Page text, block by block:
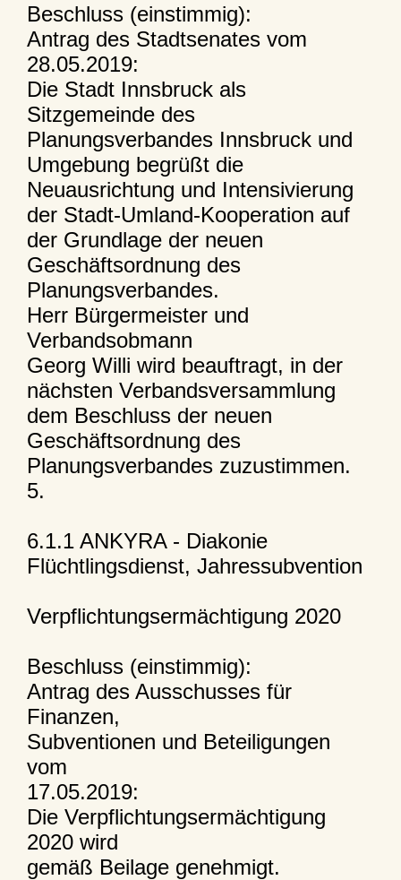
Beschluss (einstimmig):
Antrag des Stadtsenates vom
28.05.2019:
Die Stadt Innsbruck als
Sitzgemeinde des
Planungsverbandes Innsbruck und
Umgebung begrüßt die
Neuausrichtung und Intensivierung
der Stadt-Umland-Kooperation auf
der Grundlage der neuen
Geschäftsordnung des
Planungsverbandes.
Herr Bürgermeister und
Verbandsobmann
Georg Willi wird beauftragt, in der
nächsten Verbandsversammlung
dem Beschluss der neuen
Geschäftsordnung des
Planungsverbandes zuzustimmen.
5.
6.1.1 ANKYRA - Diakonie
Flüchtlingsdienst, Jahressubvention
Verpflichtungsermächtigung 2020
Beschluss (einstimmig):
Antrag des Ausschusses für
Finanzen,
Subventionen und Beteiligungen
vom
17.05.2019:
Die Verpflichtungsermächtigung
2020 wird
gemäß Beilage genehmigt.